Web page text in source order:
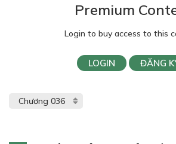
Premium
Login to buy access to this
LOGIN ĐĂNG